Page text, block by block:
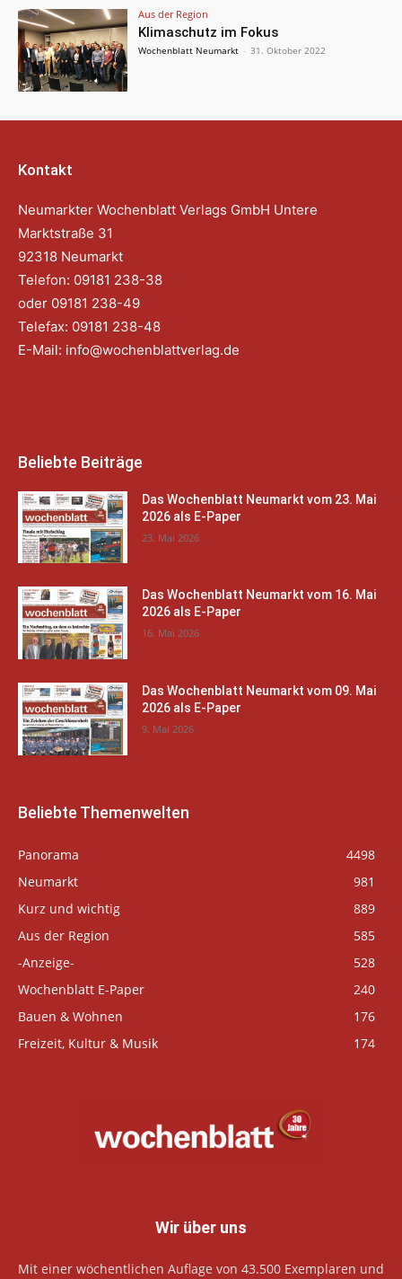
Aus der Region
Klimaschutz im Fokus
Wochenblatt Neumarkt - 31. Oktober 2022
Kontakt
Neumarkter Wochenblatt Verlags GmbH Untere
Marktstraße 31
92318 Neumarkt
Telefon: 09181 238-38
oder 09181 238-49
Telefax: 09181 238-48
E-Mail: info@wochenblattverlag.de
Beliebte Beiträge
Das Wochenblatt Neumarkt vom 23. Mai
2026 als E-Paper
23. Mai 2026
Das Wochenblatt Neumarkt vom 16. Mai
2026 als E-Paper
16. Mai 2026
Das Wochenblatt Neumarkt vom 09. Mai
2026 als E-Paper
9. Mai 2026
Beliebte Themenwelten
Panorama
4498
Neumarkt
981
Kurz und wichtig
889
Aus der Region
585
-Anzeige-
528
Wochenblatt E-Paper
240
Bauen & Wohnen
176
Freizeit, Kultur & Musik
174
Wir über uns
Mit einer wöchentlichen Auflage von 43.500 Exemplaren und